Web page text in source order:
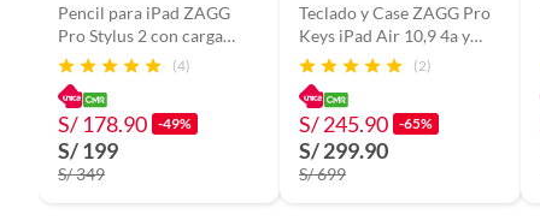
Pencil para iPad ZAGG
Pro Stylus 2 con carga
Inalámbrica Blanco
(4)
S/ 178.90 -49%
S/ 199
S/ 349
Teclado y Case ZAGG Pro
Keys iPad Air 10,9 4a y
5aGen y iPad Air 11 M2
(2)
S/ 245.90 -65%
S/ 299.90
S/ 699